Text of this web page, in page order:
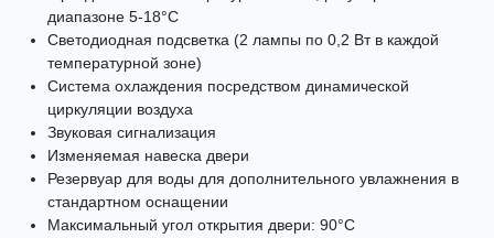
диапазоне 5-18°C
Светодиодная подсветка (2 лампы по 0,2 Вт в каждой
температурной зоне)
Система охлаждения посредством динамической
циркуляции воздуха
Звуковая сигнализация
Изменяемая навеска двери
Резервуар для воды для дополнительного увлажнения в
стандартном оснащении
Максимальный угол открытия двери: 90°C